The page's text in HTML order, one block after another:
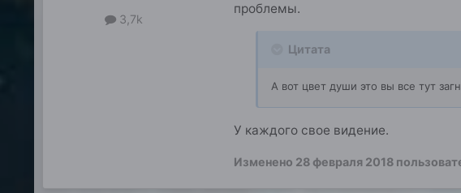
3,7k
проблемы.
Цитата
А вот цвет души это вы все тут
У каждого свое видение.
Изменено 28 февраля 2018